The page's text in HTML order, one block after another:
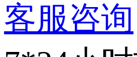
客服咨询